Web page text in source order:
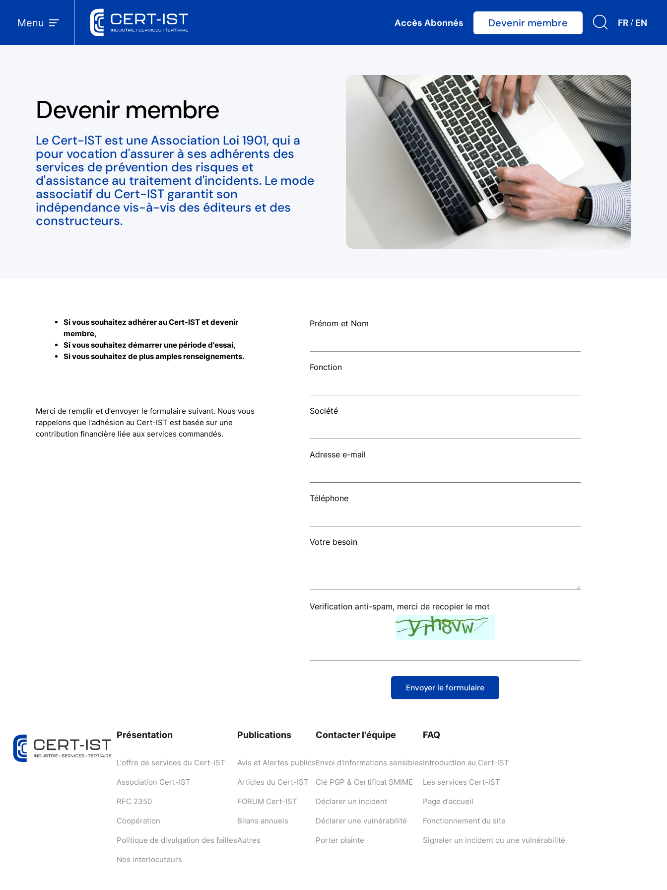
Menu Accès Abonnés Devenir membre FR / EN
Devenir membre
Le Cert-IST est une Association Loi 1901, qui a
pour vocation d'assurer à ses adhérents des
services de prévention des risques et
d'assistance au traitement d'incidents. Le mode
associatif du Cert-IST garantit son
indépendance vis-à-vis des éditeurs et des
constructeurs.
Si vous souhaitez adhérer au Cert-IST et devenir
membre,
Si vous souhaitez démarrer une période d'essai,
Si vous souhaitez de plus amples renseignements.
Merci de remplir et d'envoyer le formulaire suivant. Nous vous
rappelons que l'adhésion au Cert-IST est basée sur une
contribution financière liée aux services commandés.
Prénom et Nom
Fonction
Société
Adresse e-mail
Téléphone
Votre besoin
Verification anti-spam, merci de recopier le mot
Présentation
L'offre de services du Cert-IST
Association Cert-IST
RFC 2350
Coopération
Politique de divulgation des failles
Nos interlocuteurs
Publications
Avis et Alertes publics
Articles du Cert-IST
FORUM Cert-IST
Bilans annuels
Autres
Contacter l'équipe
Envoi d'informations sensibles
Clé PGP & Certificat SMIME
Déclarer un incident
Déclarer une vulnérabilité
Porter plainte
FAQ
Introduction au Cert-IST
Les services Cert-IST
Page d'accueil
Fonctionnement du site
Signaler un incident ou une vulnérabilité